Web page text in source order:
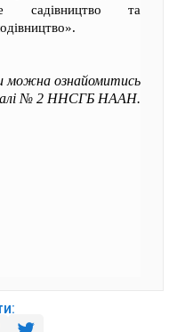
садівництво та
можна ознайомитись
№ 2 ННСГБ НААН.